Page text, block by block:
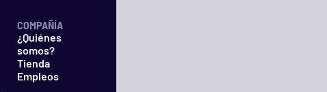
COMPAÑÍA
¿Quiénes
somos?
Tienda
Empleos